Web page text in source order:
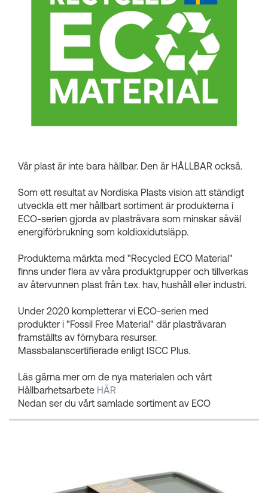
Hinkar & Tunnor
Kundkorgar
Vår plast är inte bara hållbar. Den är HÅLLBAR också.
Som ett resultat av Nordiska Plasts vision att ständigt
utveckla ett mer hållbart sortiment är produkterna i
ECO-serien gjorda av plastråvara som minskar såväl
energiförbrukning som koldioxidutsläpp.
Produkterna märkta med "Recycled ECO Material"
finns under flera av våra produktgrupper och tillverkas
av återvunnen plast från t.ex. hav, hushåll eller industri.
Under 2020 kompletterar vi ECO-serien med
produkter i "Fossil Free Material" där plastråvaran
framställts av förnybara resurser.
Massbalanscertifierade enligt ISCC Plus.
Läs gärna mer om de nya materialen och vårt
Hållbarhetsarbete HÄR
Nedan ser du vårt samlade sortiment av ECO